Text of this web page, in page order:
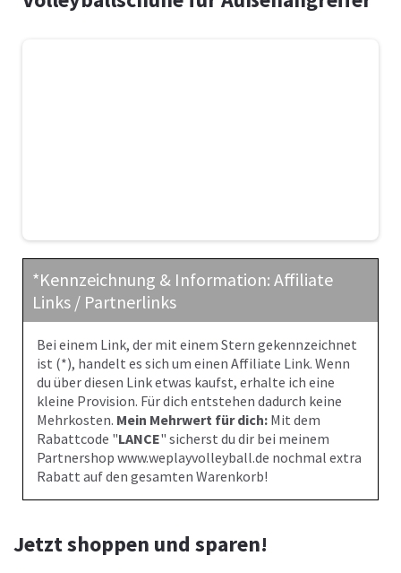
*Kennzeichnung & Information: Affiliate
Links / Partnerlinks
Bei einem Link, der mit einem Stern gekennzeichnet
ist (*), handelt es sich um einen Affiliate Link. Wenn
du über diesen Link etwas kaufst, erhalte ich eine
kleine Provision. Für dich entstehen dadurch keine
Mehrkosten. Mein Mehrwert für dich: Mit dem
Rabattcode "LANCE" sicherst du dir bei meinem
Partnershop www.weplayvolleyball.de nochmal extra
Rabatt auf den gesamten Warenkorb!
Jetzt shoppen und sparen!